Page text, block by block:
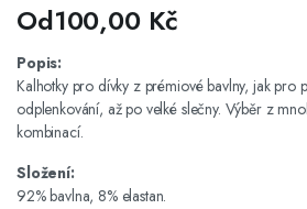
Od100,00 Kč
Popis:
Kalhotky pro dívky z prémiové bavlny, jak pro
odplenkování, až po velké slečny. Výběr z
kombinací.
Složení:
92% bavlna, 8% elastan.